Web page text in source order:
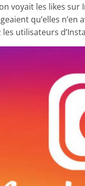
voyait les likes
qu’elles
utilisateurs